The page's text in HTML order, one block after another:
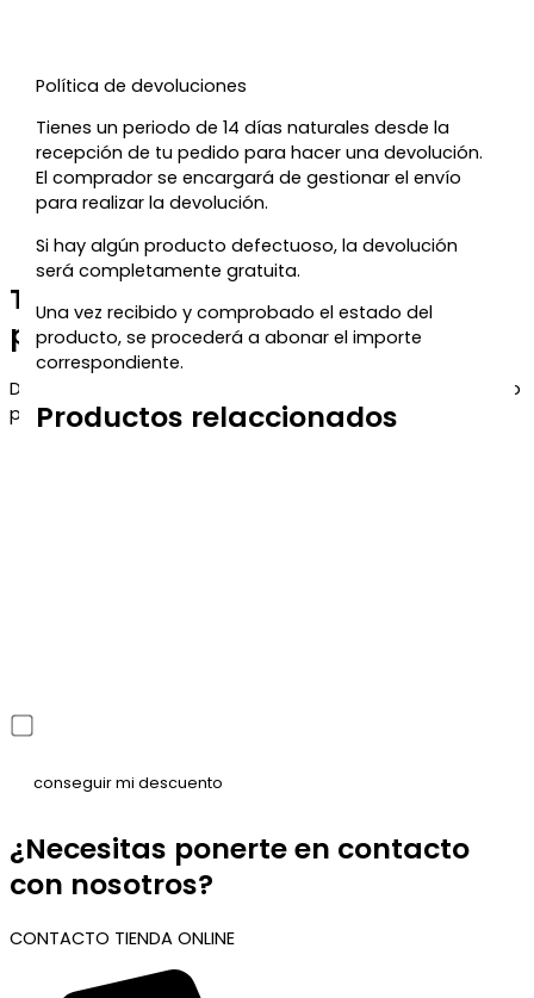
Política de devoluciones
Tienes un periodo de 14 días naturales desde la
recepción de tu pedido para hacer una devolución.
El comprador se encargará de gestionar el envío
para realizar la devolución.
Si hay algún producto defectuoso, la devolución
será completamente gratuita.
Una vez recibido y comprobado el estado del
producto, se procederá a abonar el importe
correspondiente.
Productos relaccionados
Te regalamos un 5% de descuento
para tu próxima compra
Déjanos tu correo y te enviaremos el código de descuento
para que puedas aprovecharlo en tu próximo pedido.
¿Necesitas ponerte en contacto
con nosotros?
CONTACTO TIENDA ONLINE